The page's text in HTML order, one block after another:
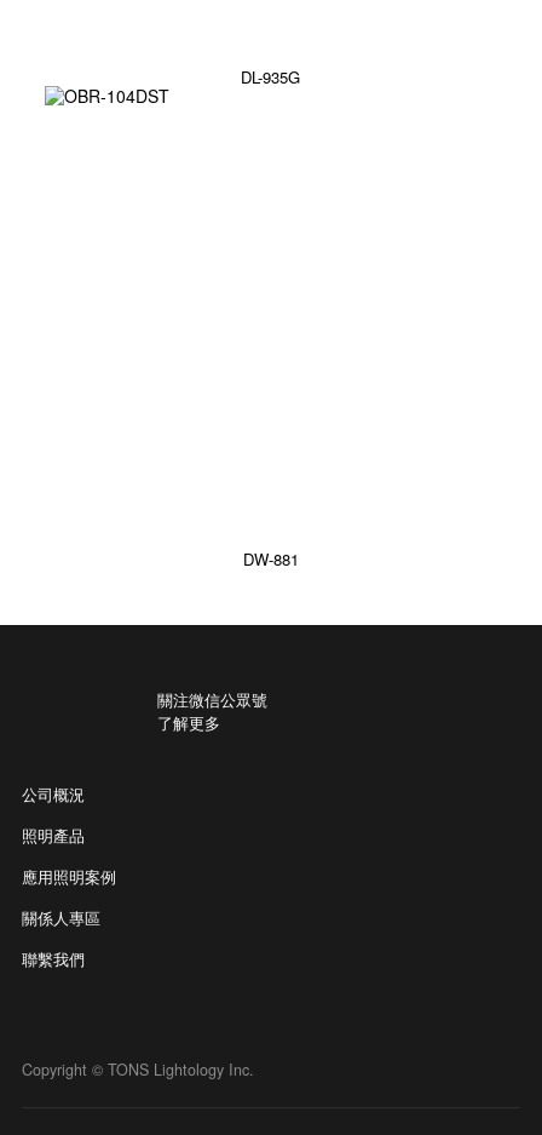
DL-935G
DW-881
關注微信公眾號
了解更多
公司概況
照明產品
應用照明案例
關係人專區
聯繫我們
Copyright © TONS Lightology Inc.